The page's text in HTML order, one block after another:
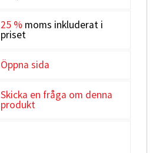
25 % moms inkluderat i
priset
Öppna sida
Skicka en fråga om denna
produkt